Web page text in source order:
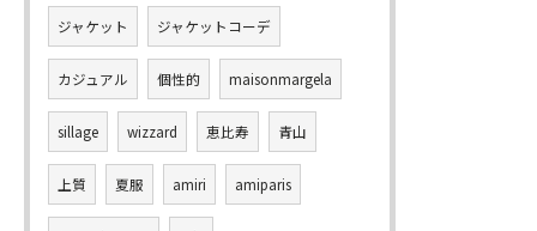
ジャケット ジャケットコーデ
カジュアル 個性的 maisonmargela
sillage wizzard 恵比寿 青山
上質 夏服 amiri amiparis